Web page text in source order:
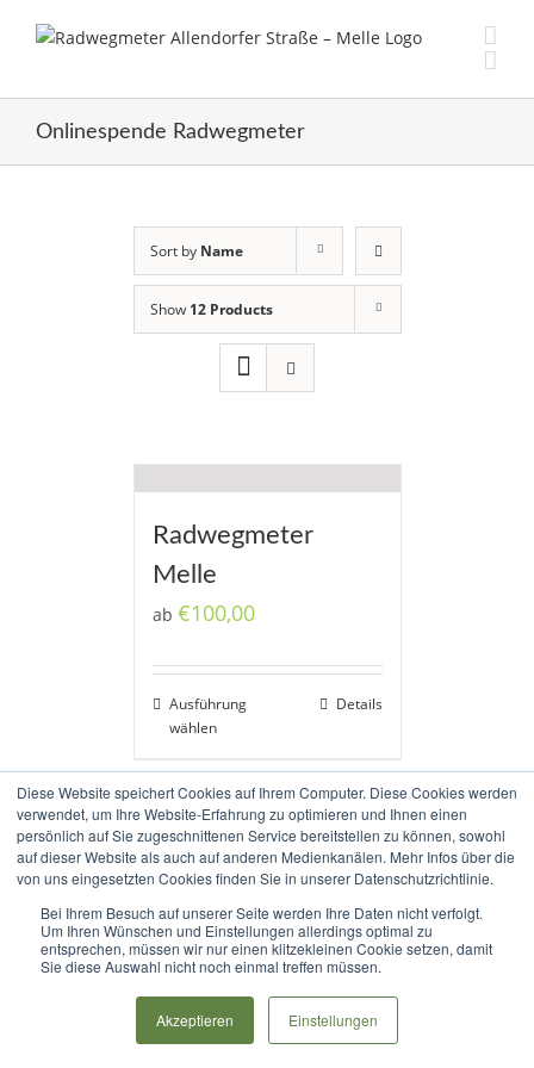
Diese Website speichert Cookies auf Ihrem Computer. Diese Cookies werden
verwendet, um Ihre Website-Erfahrung zu optimieren und Ihnen einen
persönlich auf Sie zugeschnittenen Service bereitstellen zu können, sowohl
auf dieser Website als auch auf anderen Medienkanälen. Mehr Infos über die
von uns eingesetzten Cookies finden Sie in unserer Datenschutzrichtlinie.
Bei Ihrem Besuch auf unserer Seite werden Ihre Daten nicht verfolgt.
Um Ihren Wünschen und Einstellungen allerdings optimal zu
entsprechen, müssen wir nur einen klitzekleinen Cookie setzen, damit
Sie diese Auswahl nicht noch einmal treffen müssen.
Akzeptieren Einstellungen
Onlinespende Radwegmeter
Sort by Name
Show 12 Products
Radwegmeter
Melle
ab €100,00
Ausführung
wählen
Details
Copyright 2017-2020 Radweg Allendorfer Straße e.V. |Impressum
Datenschutz|Haftungsausschluss
Rss